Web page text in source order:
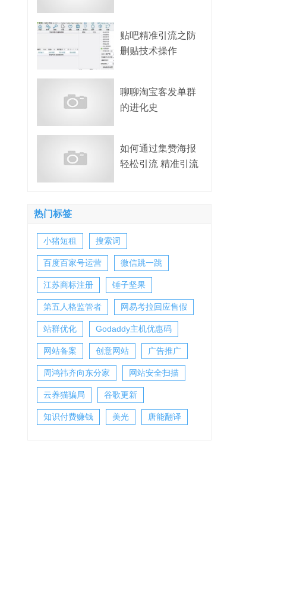
贴吧精准引流之防
删贴技术操作
聊聊淘宝客发单群
的进化史
如何通过集赞海报
轻松引流 精准引流
热门标签
小猪短租 搜索词
百度百家号运营 微信跳一跳
江苏商标注册 锤子坚果
第五人格监管者 网易考拉回应售假
站群优化 Godaddy主机优惠码
网站备案 创意网站 广告推广
周鸿祎齐向东分家 网站安全扫描
云养猫骗局 谷歌更新
知识付费赚钱 美光 唐能翻译